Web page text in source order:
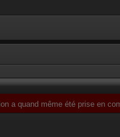
a quand même été prise en